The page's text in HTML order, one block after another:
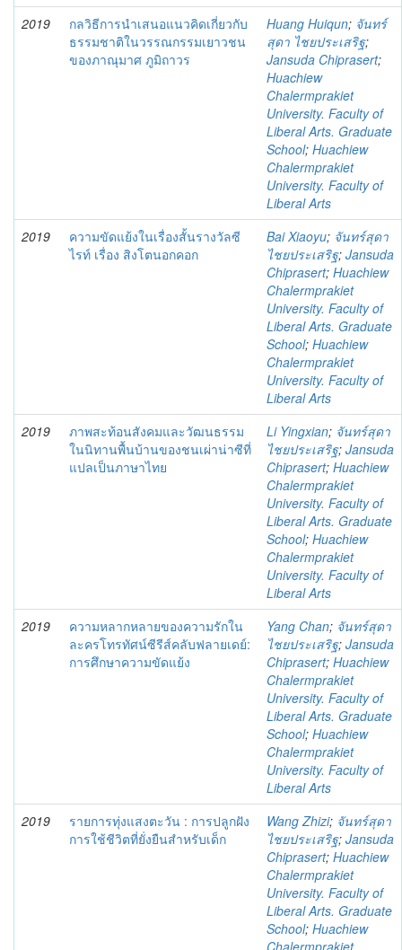
2019
กลวิธีการนำเสนอแนวคิดเกี่ยวกับ
ธรรมชาติในวรรณกรรมเยาวชน
ของภาณุมาศ ภูมิถาวร
Huang Huiqun; จันทร์
สุดา ไชยประเสริฐ;
Jansuda Chiprasert;
Huachiew
Chalermprakiet
University. Faculty of
Liberal Arts. Graduate
School; Huachiew
Chalermprakiet
University. Faculty of
Liberal Arts
2019
ความขัดแย้งในเรื่องสั้นรางวัลซี
ไรท์ เรื่อง สิงโตนอกคอก
Bai Xiaoyu; จันทร์สุดา
ไชยประเสริฐ; Jansuda
Chiprasert; Huachiew
Chalermprakiet
University. Faculty of
Liberal Arts. Graduate
School; Huachiew
Chalermprakiet
University. Faculty of
Liberal Arts
2019
ภาพสะท้อนสังคมและวัฒนธรรม
ในนิทานพื้นบ้านของชนเผ่าน่าซีที่
แปลเป็นภาษาไทย
Li Yingxian; จันทร์สุดา
ไชยประเสริฐ; Jansuda
Chiprasert; Huachiew
Chalermprakiet
University. Faculty of
Liberal Arts. Graduate
School; Huachiew
Chalermprakiet
University. Faculty of
Liberal Arts
2019
ความหลากหลายของความรักใน
ละครโทรทัศน์ซีรีส์คลับฟลายเดย์:
การศึกษาความขัดแย้ง
Yang Chan; จันทร์สุดา
ไชยประเสริฐ; Jansuda
Chiprasert; Huachiew
Chalermprakiet
University. Faculty of
Liberal Arts. Graduate
School; Huachiew
Chalermprakiet
University. Faculty of
Liberal Arts
2019
รายการทุ่งแสงตะวัน : การปลูกฝัง
การใช้ชีวิตที่ยั่งยืนสำหรับเด็ก
Wang Zhizi; จันทร์สุดา
ไชยประเสริฐ; Jansuda
Chiprasert; Huachiew
Chalermprakiet
University. Faculty of
Liberal Arts. Graduate
School; Huachiew
Chalermprakiet